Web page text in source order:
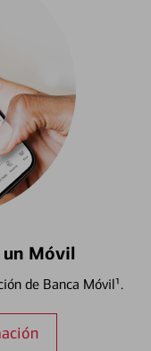
un Móvil
de Banca Móvil¹.